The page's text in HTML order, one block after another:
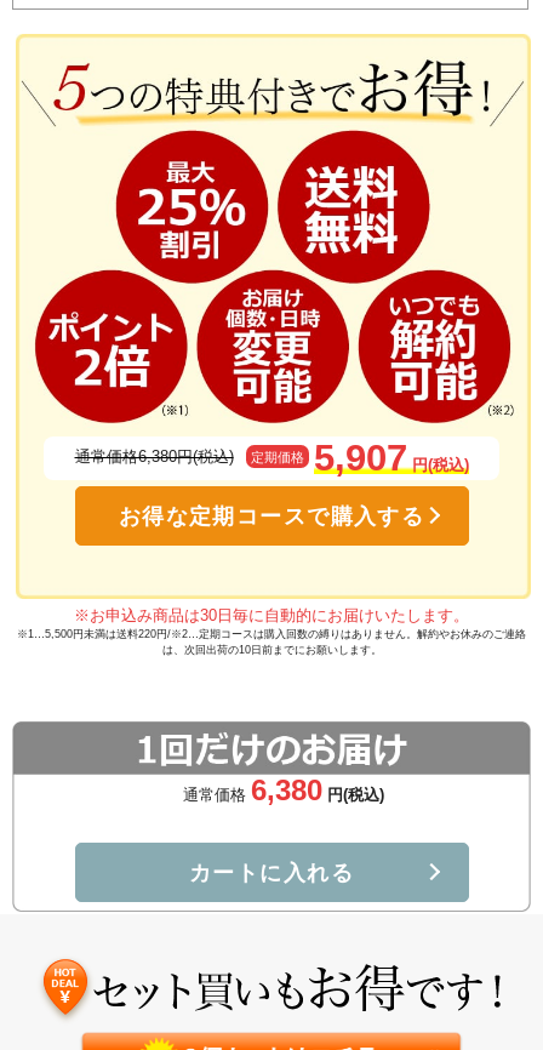
天然型のグルコサミンを使用
塗るグルコサミン「あゆみEX」に使用されているN-アセチルグルコサミ
ンは体内へ吸収されやすく、ヒアルロン酸の生成をサポート
通常のグルコサミンとはまったく異な
ります！
サミンは関節や肌に存在しているヒアルロン酸の
「元」となる成分です。
ションのように働き、各部を保護してくれる大切な役
割を担っています。
天然型グルコサミンは利用効率が３倍！
通常のグルコサミンは、体内での摂取率は約8%程度
になります。一方、N-アセチルグルコサミンは、体内
への摂取率が25%と摂取される割合が高いです。N-ア
層まで
あゆみEXは、N-アセチルグルコサミンを
通常価格 6,380 円(税込)
カートに入れる
通常価格6,380円(税込) 定期価格 5,907 円(税込)
お得な定期コースで購入する
※お申込み商品は30日毎に自動的にお届けいたします。
※1…5,500円未満は送料220円/※2…定期コースは購入回数の縛りはありません。解約やお休みのご連絡
は、次回出荷の10日前までにお願いします。